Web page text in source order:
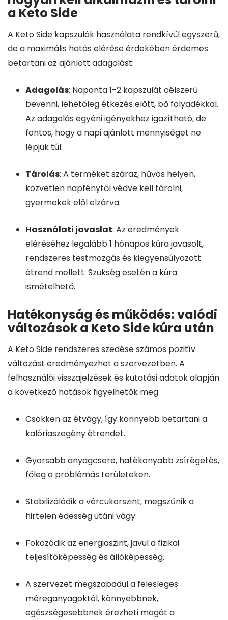
a Keto Side
A Keto Side kapszulák használata rendkívül egyszerű,
de a maximális hatás elérése érdekében érdemes
betartani az ajánlott adagolást:
Adagolás: Naponta 1-2 kapszulát célszerű
bevenni, lehetőleg étkezés előtt, bő folyadékkal.
Az adagolás egyéni igényekhez igazítható, de
fontos, hogy a napi ajánlott mennyiséget ne
lépjük túl.
Tárolás: A terméket száraz, hűvös helyen,
közvetlen napfénytől védve kell tárolni,
gyermekek elől elzárva.
Használati javaslat: Az eredmények
eléréséhez legalább 1 hónapos kúra javasolt,
rendszeres testmozgás és kiegyensúlyozott
étrend mellett. Szükség esetén a kúra
ismételhető.
Hatékonyság és működés: valódi
változások a Keto Side kúra után
A Keto Side rendszeres szedése számos pozitív
változást eredményezhet a szervezetben. A
felhasználói visszajelzések és kutatási adatok alapján
a következő hatások figyelhetők meg:
Csökken az étvágy, így könnyebb betartani a
kalóriaszegény étrendet.
Gyorsabb anyagcsere, hatékonyabb zsírégetés,
főleg a problémás területeken.
Stabilizálódik a vércukorszint, megszűnik a
hirtelen édesség utáni vágy.
Fokozódik az energiaszint, javul a fizikai
teljesítőképesség és állóképesség.
A szervezet megszabadul a felesleges
méreganyagoktól, könnyebbnek,
egészségesebbnek érezheti magát a